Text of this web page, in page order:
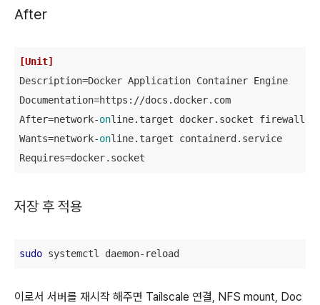
After
[Unit]
Description
Documentation
After=network-on
Wants=network-on
Requires=docker.socket
저장 후 적용
sudo systemctl daemon-reload
이로서 서버를 재시작 해주면 Tailscale 연결, NFS mount, Doc